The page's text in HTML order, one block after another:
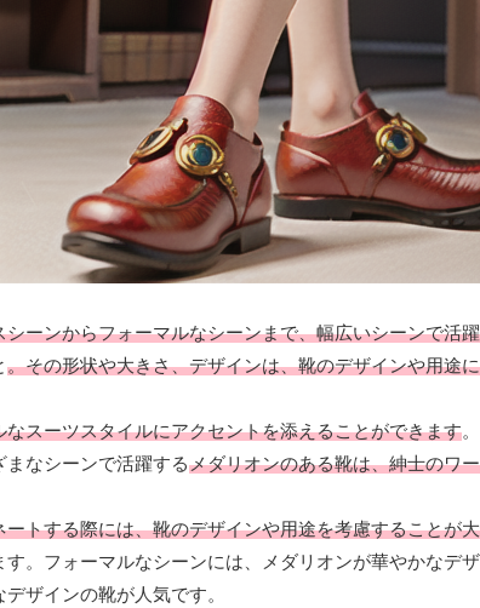
ーンからフォーマルなシーンまで、幅広いシーンで活
。その形状や大きさ、デザインは、靴のデザインや用途
スーツスタイルにアクセントを添えることができます
なシーンで活躍するメダリオンのある靴は、紳士のワ
トする際には、靴のデザインや用途を考慮することが
。フォーマルなシーンには、メダリオンが華やかなデ
ザインの靴が人気です。